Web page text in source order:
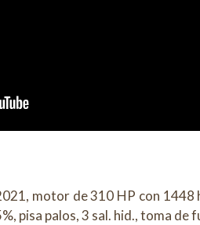
motor de 310 HP con 1448
pisa palos, 3 sal. hid., toma de